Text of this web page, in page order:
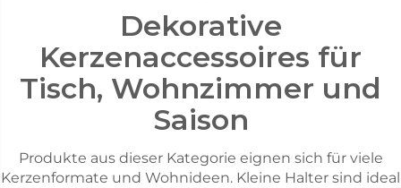
Dekorative
Kerzenaccessoires für
Tisch, Wohnzimmer und
Saison
Produkte aus dieser Kategorie eignen sich für viele
Kerzenformate und Wohnideen. Kleine Halter sind ideal